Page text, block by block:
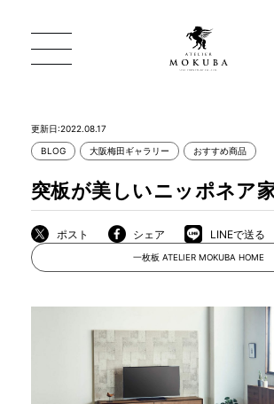
店舗から探す
MOKUBA について
更新日:2022.08.17
BLOG 大阪梅田ギャラリー おすすめ商品
突板が美しいニッポネア
ポスト シェア LINEで送る
一枚板 ATELIER MOKUBA HOME